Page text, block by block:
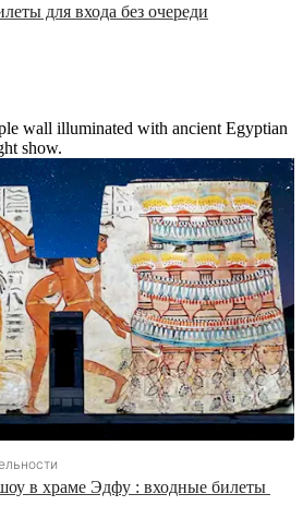
для входа без очереди
wall illuminated with ancient Egyptian
show.
в храме Эдфу : входные билеты